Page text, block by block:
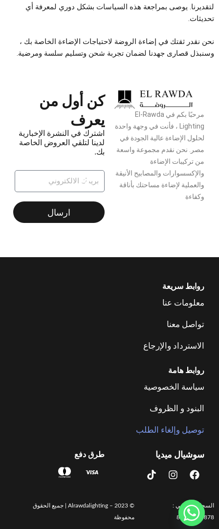
لتقديرنا. يوصى بمراجعة هذه السياسات بشكل دوري لمعرفة أي
تحديثات.
نحن نقدر ثقتك في إضاءة الروضة لاحتياجات الإضاءة الخاصة بك ،
وسنبذل قصارى جهدنا لضمان تجربة شحن وتسليم سلسة ومرضية.
مرحبًا بكم في El-Rawda
Lighting ، فأنت في وجهة واحدة
لحلول الإضاءة عالية الجودة في
مصر. نحن نقدم مجموعة واسعة
من تركيبات الإضاءة
والإكسسوارات والمصابيح الأنيقة
والعملية لإضاءة مساحتك بأناقة
وكفاءة
كن أول من
يعرف
اشترك في النشرة الإخبارية
لدينا لتلقي العروض الخاصة
بك.
ارسال
روابط سريعة
معلومات عنا
تواصل معنا
الاسترداد والإرجاع
روابط هامة
سياسة الخصوصية
البنود و الظروف
توصيل وإلغاء الطلب
سوشيال ميديا
a
b
o
o
n
a
i
طرق دفع
السجل الضريبي :
83473873878
© 2023 – Alrawdalighting | جميع الحقوق
محفوظة